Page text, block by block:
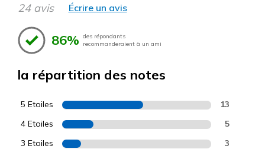
24 avis Écrire un avis
86% des répondants
recommanderaient à un ami
la répartition des notes
5 Etoiles 13
4 Etoiles 5
3 Etoiles 3